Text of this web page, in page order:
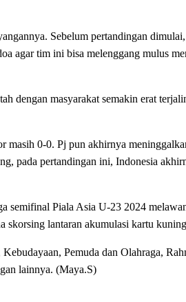
Sebelum pertandingan
agar tim ini bisa melenggang mulus
dengan masyarakat semakin erat
masih 0-0. Pj pun akhirnya
pada pertandingan ini, Indonesia
semifinal Piala Asia U-23 2024
skorsing lantaran akumulasi kartu
Pemuda dan Olahraga,
lainnya. (Maya.S)